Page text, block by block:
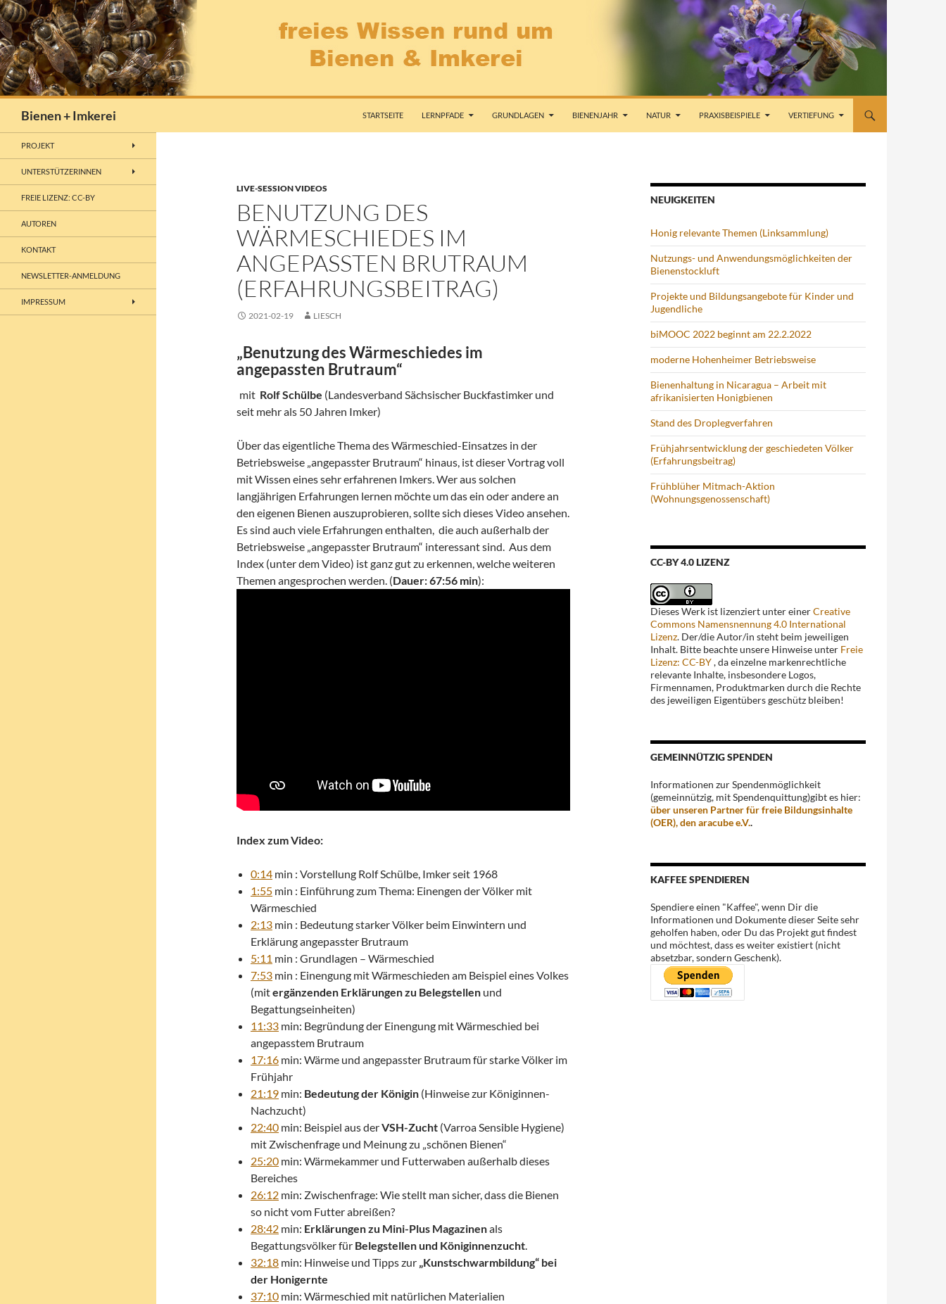
Zum
Inhalt
springen
Bienen + Imkerei STARTSEITE LERNPFADE GRUNDLAGEN BIENENJAHR NATUR PRAXISBEISPIELE VERTIEFUNG
LIVE-SESSION VIDEOS
BENUTZUNG DES
WÄRMESCHIEDES IM
ANGEPASSTEN BRUTRAUM
(ERFAHRUNGSBEITRAG)
2021-02-19 LIESCH
„Benutzung des Wärmeschiedes im
angepassten Brutraum“
mit Rolf Schülbe (Landesverband Sächsischer Buckfastimker und
seit mehr als 50 Jahren Imker)
Über das eigentliche Thema des Wärmeschied-Einsatzes in der
Betriebsweise „angepasster Brutraum“ hinaus, ist dieser Vortrag voll
mit Wissen eines sehr erfahrenen Imkers. Wer aus solchen
langjährigen Erfahrungen lernen möchte um das ein oder andere an
den eigenen Bienen auszuprobieren, sollte sich dieses Video ansehen.
Es sind auch viele Erfahrungen enthalten, die auch außerhalb der
Betriebsweise „angepasster Brutraum“ interessant sind. Aus dem
Index (unter dem Video) ist ganz gut zu erkennen, welche weiteren
Themen angesprochen werden. (Dauer: 67:56 min):
Index zum Video:
0:14 min : Vorstellung Rolf Schülbe, Imker seit 1968
1:55 min : Einführung zum Thema: Einengen der Völker mit
Wärmeschied
2:13 min : Bedeutung starker Völker beim Einwintern und
Erklärung angepasster Brutraum
5:11 min : Grundlagen – Wärmeschied
7:53 min : Einengung mit Wärmeschieden am Beispiel eines Volkes
(mitergänzenden Erklärungen zu Belegstellen und
Begattungseinheiten)
11:33 min: Begründung der Einengung mit Wärmeschied bei
angepasstem Brutraum
17:16 min: Wärme und angepasster Brutraum für starke Völker im
Frühjahr
21:19 min: Bedeutung der Königin (Hinweise zur Königinnen-
Nachzucht)
22:40 min: Beispiel aus derVSH-Zucht (Varroa Sensible Hygiene)
mit Zwischenfrage und Meinung zu „schönen Bienen“
25:20 min: Wärmekammer und Futterwaben außerhalb dieses
Bereiches
26:12 min: Zwischenfrage: Wie stellt man sicher, dass die Bienen
so nicht vom Futter abreißen?
28:42 min: Erklärungen zu Mini-Plus Magazinenals
Begattungsvölker für Belegstellen und Königinnenzucht.
32:18 min: Hinweise und Tipps zur „Kunstschwarmbildung“ bei
der Honigernte
37:10 min: Wärmeschied mit natürlichen Materialien
NEUIGKEITEN
Honig relevante Themen (Linksammlung)
Nutzungs- und Anwendungsmöglichkeiten der
Bienenstockluft
Projekte und Bildungsangebote für Kinder und
Jugendliche
biMOOC 2022 beginnt am 22.2.2022
moderne Hohenheimer Betriebsweise
Bienenhaltung in Nicaragua – Arbeit mit
afrikanisierten Honigbienen
Stand des Droplegverfahren
Frühjahrsentwicklung der geschiedeten Völker
(Erfahrungsbeitrag)
Frühblüher Mitmach-Aktion
(Wohnungsgenossenschaft)
CC-BY 4.0 LIZENZ
Dieses Werk ist lizenziert unter einerCreative
Commons Namensnennung 4.0 International
Lizenz. Der/die Autor/in steht beim jeweiligen
Inhalt. Bitte beachte unsere Hinweise unter Freie
Lizenz: CC-BY, da einzelne markenrechtliche
relevante Inhalte, insbesondere Logos,
Firmennamen, Produktmarken durch die Rechte
des jeweiligen Eigentübers geschütz bleiben!
GEMEINNÜTZIG SPENDEN
Informationen zur Spendenmöglichkeit
(gemeinnützig, mit Spendenquittung)gibt es hier:
über unseren Partner für freie Bildungsinhalte
(OER), den aracube e.V..
KAFFEE SPENDIEREN
Spendiere einen "Kaffee", wenn Dir die
Informationen und Dokumente dieser Seite sehr
geholfen haben, oder Du das Projekt gut findest
und möchtest, dass es weiter existiert (nicht
absetzbar, sondern Geschenk).
PROJEKT
UNTERSTÜTZERINNEN
FREIE LIZENZ: CC-BY
AUTOREN
KONTAKT
NEWSLETTER-ANMELDUNG
IMPRESSUM